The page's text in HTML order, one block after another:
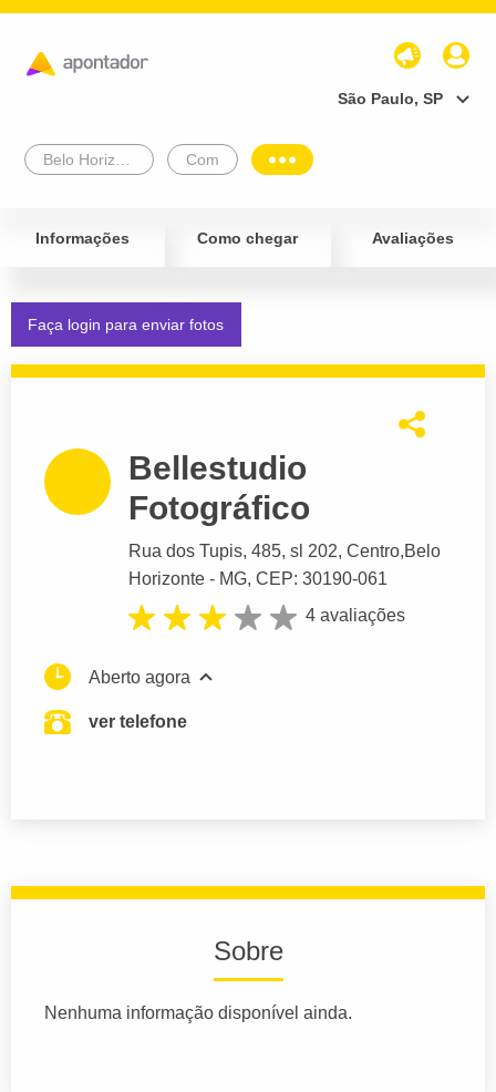
São Paulo, SP
Com
Informações Como chegar Avaliações
Faça login para enviar fotos
Bellestudio
Fotográfico
Rua dos Tupis, 485, sl 202, Centro,Belo
Horizonte - MG, CEP: 30190-061
4 avaliações
Aberto agora
ver telefone
Sobre
Nenhuma informação disponível ainda.